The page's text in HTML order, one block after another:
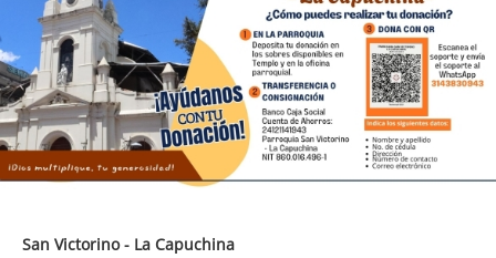
San Victorino - La Capuchina